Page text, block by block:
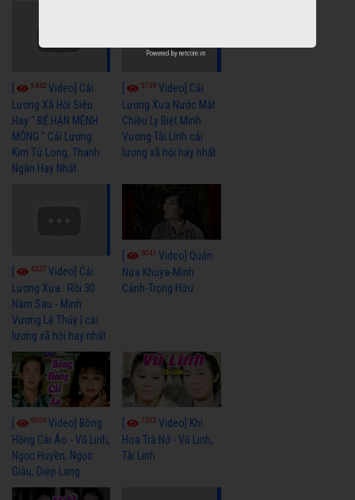
5462 Video] Cải
Lương Xã Hội Siêu
Hay " BỂ HẬN MÊNH
MÔNG " Cải Lương
Kim Tử Long, Thanh
Ngân Hay Nhất
5739Video] Cải
Lương Xưa Nước Mắt
Chiều Ly Biệt Minh
Vương Tài Linh cải
lương xã hội hay nhất
6327 Video] Cải
Lương Xưa : Rồi 30
Năm Sau - Minh
Vương Lệ Thủy | cải
lương xã hội hay nhất
6041Video] Quán
Nửa Khuya-Minh
Cảnh-Trọng Hữu
9059 Video] Bông
Hồng Cài Áo - Vũ Linh,
Ngọc Huyền, Ngọc
Giàu, Diệp Lang
7352Video] Khi
Hoa Trà Nở - Vũ Linh,
Tài Linh
Powered by netcore.vn